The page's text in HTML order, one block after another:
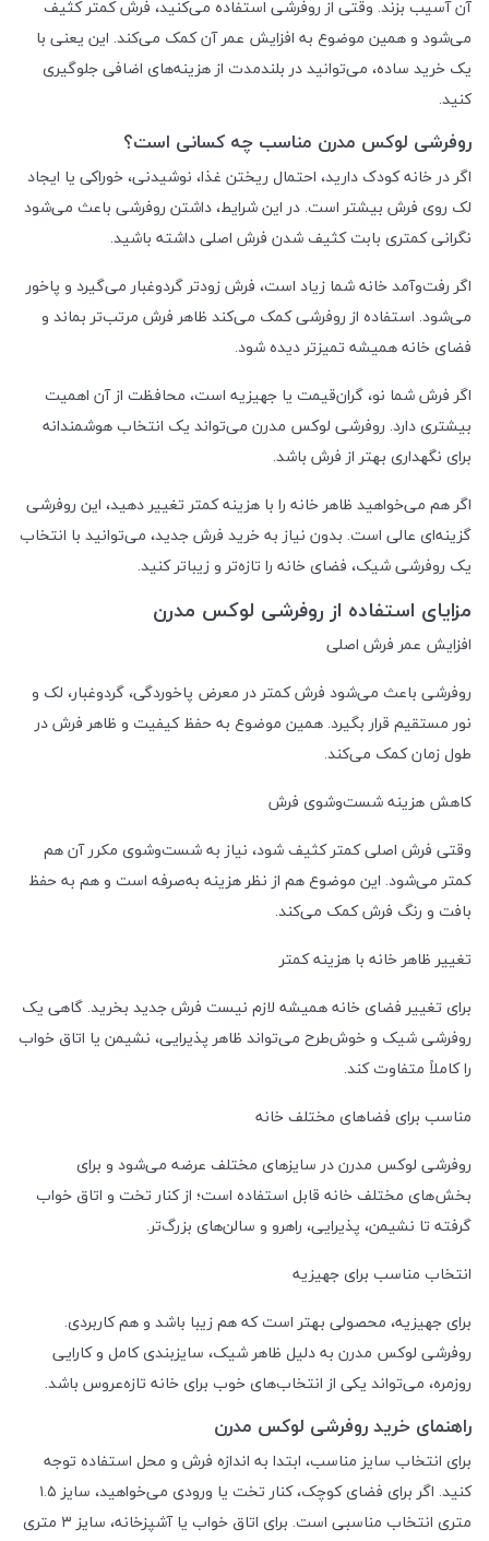
آن آسیب بزند. وقتی از روفرشی استفاده می‌کنید، فرش کمتر کثیف
می‌شود و همین موضوع به افزایش عمر آن کمک می‌کند. این یعنی با
یک خرید ساده، می‌توانید در بلندمدت از هزینه‌های اضافی جلوگیری
کنید.
روفرشی لوکس مدرن مناسب چه کسانی است؟
اگر در خانه کودک دارید، احتمال ریختن غذا، نوشیدنی، خوراکی یا ایجاد
لک روی فرش بیشتر است. در این شرایط، داشتن روفرشی باعث می‌شود
نگرانی کمتری بابت کثیف شدن فرش اصلی داشته باشید.
اگر رفت‌وآمد خانه شما زیاد است، فرش زودتر گردوغبار می‌گیرد و پاخور
می‌شود. استفاده از روفرشی کمک می‌کند ظاهر فرش مرتب‌تر بماند و
فضای خانه همیشه تمیزتر دیده شود.
اگر فرش شما نو، گران‌قیمت یا جهیزیه است، محافظت از آن اهمیت
بیشتری دارد. روفرشی لوکس مدرن می‌تواند یک انتخاب هوشمندانه
برای نگهداری بهتر از فرش باشد.
اگر هم می‌خواهید ظاهر خانه را با هزینه کمتر تغییر دهید، این روفرشی
گزینه‌ای عالی است. بدون نیاز به خرید فرش جدید، می‌توانید با انتخاب
یک روفرشی شیک، فضای خانه را تازه‌تر و زیباتر کنید.
مزایای استفاده از روفرشی لوکس مدرن
افزایش عمر فرش اصلی
روفرشی باعث می‌شود فرش کمتر در معرض پاخوردگی، گردوغبار، لک و
نور مستقیم قرار بگیرد. همین موضوع به حفظ کیفیت و ظاهر فرش در
طول زمان کمک می‌کند.
کاهش هزینه شست‌وشوی فرش
وقتی فرش اصلی کمتر کثیف شود، نیاز به شست‌وشوی مکرر آن هم
کمتر می‌شود. این موضوع هم از نظر هزینه به‌صرفه است و هم به حفظ
بافت و رنگ فرش کمک می‌کند.
تغییر ظاهر خانه با هزینه کمتر
برای تغییر فضای خانه همیشه لازم نیست فرش جدید بخرید. گاهی یک
روفرشی شیک و خوش‌طرح می‌تواند ظاهر پذیرایی، نشیمن یا اتاق خواب
را کاملاً متفاوت کند.
مناسب برای فضاهای مختلف خانه
روفرشی لوکس مدرن در سایزهای مختلف عرضه می‌شود و برای
بخش‌های مختلف خانه قابل استفاده است؛ از کنار تخت و اتاق خواب
گرفته تا نشیمن، پذیرایی، راهرو و سالن‌های بزرگ‌تر.
انتخاب مناسب برای جهیزیه
برای جهیزیه، محصولی بهتر است که هم زیبا باشد و هم کاربردی.
روفرشی لوکس مدرن به دلیل ظاهر شیک، سایزبندی کامل و کارایی
روزمره، می‌تواند یکی از انتخاب‌های خوب برای خانه تازه‌عروس باشد.
راهنمای خرید روفرشی لوکس مدرن
برای انتخاب سایز مناسب، ابتدا به اندازه فرش و محل استفاده توجه
کنید. اگر برای فضای کوچک، کنار تخت یا ورودی می‌خواهید، سایز ۱.۵
متری انتخاب مناسبی است. برای اتاق خواب یا آشپزخانه، سایز ۳ متری